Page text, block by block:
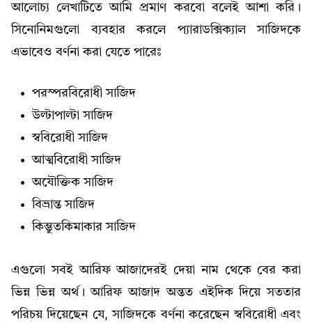
আলোচ্য লেখাটিতে আমি প্রমাণ করবো বলেই আশা করি।
সিনোনিমগুলো ব্যবহার করলে প্যারাডক্সিক্যাল সাজিদকে
এভাবেও বর্ণনা করা যেতে পারেঃ
পরস্পরবিরোধী সাজিদ
উল্টাপাল্টা সাজিদ
স্ববিরোধী সাজিদ
আত্মবিরোধী সাজিদ
অযৌক্তিক সাজিদ
বিভ্রান্ত সাজিদ
কিম্ভুতকিমাকার সাজিদ
এগুলো সবই আরিফ আজাদেরই দেয়া নাম থেকে বের করা
ভিন্ন ভিন্ন অর্থ। আরিফ আজাদ অন্তত এইদিক দিয়ে সততার
পরিচয় দিয়েছেন যে, সাজিদকে বর্ণনা করেছেন স্ববিরোধী এবং